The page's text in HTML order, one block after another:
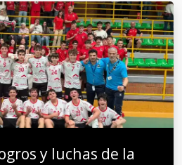
y luchas de la